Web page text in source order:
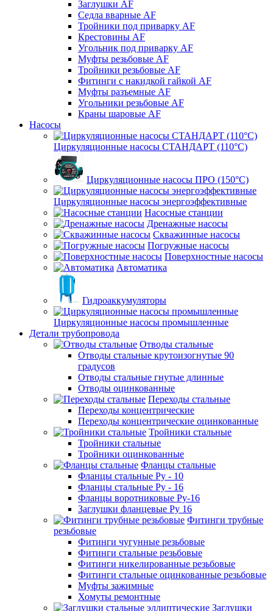
Заглушки AF
Седла вварные AF
Тройники под приварку AF
Крестовины AF
Угольник под приварку AF
Муфты резьбовые AF
Тройники резьбовые AF
Фитинги с накидкой гайкой AF
Муфты разъемные AF
Угольники резьбовые AF
Краны шаровые AF
Насосы
Циркуляционные насосы СТАНДАРТ (110°C)
Циркуляционные насосы ПРО (150°C)
Циркуляционные насосы энергоэффективные
Насосные станции
Дренажные насосы
Скважинные насосы
Погружные насосы
Поверхностные насосы
Автоматика
Гидроаккумуляторы
Циркуляционные насосы промышленные
Детали трубопровода
Отводы стальные
Отводы стальные крутоизогнутые 90
градусов
Отводы стальные гнутые длинные
Отводы оцинкованные
Переходы стальные
Переходы концентрические
Переходы концентрические оцинкованные
Тройники стальные
Тройники стальные
Тройники оцинкованные
Фланцы стальные
Фланцы стальные Ру - 10
Фланцы стальные Ру - 16
Фланцы воротниковые Ру-16
Заглушки фланцевые Ру 16
Фитинги трубные
резьбовые
Фитинги чугунные резьбовые
Фитинги стальные резьбовые
Фитинги никелированные резьбовые
Фитинги стальные оцинкованные резьбовые
Муфты зажимные
Хомуты ремонтные
Заглушки